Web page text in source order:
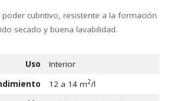
poder cubritivo, resistente a la formación
secado y buena lavabilidad.
Uso
Interior
12 a 14 m2/l